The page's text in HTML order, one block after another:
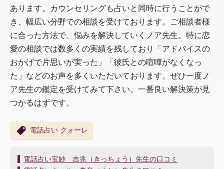
あります。カウンセリングも占いと同時に行うことがで
き、幅広い分野での相談を受けております。ご相談者様
に合った方法で、悩みを解決していくノア先生。特に恋
愛の相談では数多くの実績を残しており「アドバイスの
おかげで片思いが実った」「彼氏との喧嘩がなくなっ
た」などのお声を多くいただいております。ぜひ一度ノ
ア先生の鑑定を受けてみて下さい。一番良い解決策が見
つかるはずです。
電話占い クォーレ
投電話占い宝妙 吉兆（きっちょう）先生の口コミ